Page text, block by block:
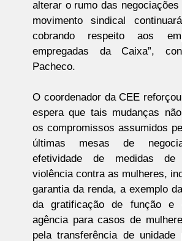
alterar o rumo das
movimento sindical
cobrando respeito aos
empregadas da Caixa”,
Pacheco.
O coordenador da CEE
espera que tais mudanças
os compromissos assumidos
últimas mesas de
efetividade de medidas
violência contra as mulheres,
garantia da renda, a exemplo
da gratificação de função e
agência para casos de
pela transferência de unidade